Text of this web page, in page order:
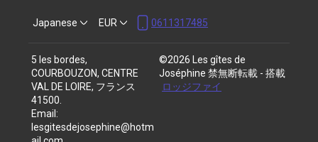
Japanese EUR 0611317485
5 les bordes,
COURBOUZON, CENTRE
VAL DE LOIRE, フランス
41500
Email :
lesgitesdejosephine@hotm
©2026
Les gîtes de
Joséphine 禁無断転載 - 搭載
ロッジファイ